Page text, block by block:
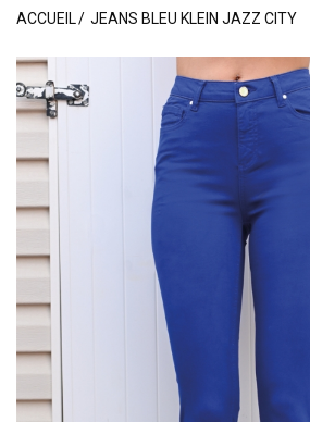
ACCUEIL JEANS BLEU KLEIN JAZZ CITY